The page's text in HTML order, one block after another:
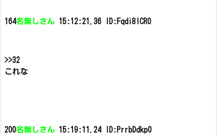
164名無しさん 15:12:21.36 ID:Fqdi8lCR0
>>32
これな
200名無しさん 15:19:11.24 ID:PrrbDdkp0